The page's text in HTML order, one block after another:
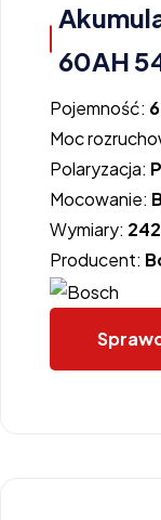
60AH
Pojemność:
Moc
Polaryzacja:
Mocowanie:
Wymiary:
Producent: